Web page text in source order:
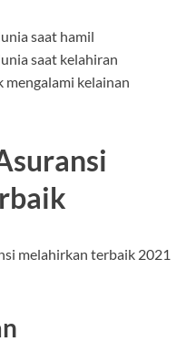
saat hamil
saat kelahiran
mengalami kelainan
melahirkan terbaik 2021